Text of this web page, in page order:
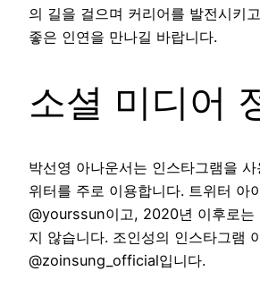
의 길을 걸으며 커리어를 발전시키
좋은 인연을 만나길 바랍니다.
소셜 미디어
박선영 아나운서는 인스타그램을
위터를 주로 이용합니다. 트위터 아
@yourssun이고, 2020년 이후로는
지 않습니다. 조인성의 인스타그램
@zoinsung_official입니다.